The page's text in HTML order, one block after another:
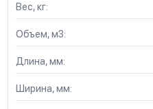
Вес, кг:
Объем, м3:
Длина, мм:
Ширина, мм: